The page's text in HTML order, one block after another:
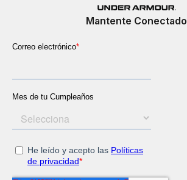
Mantente Conectado